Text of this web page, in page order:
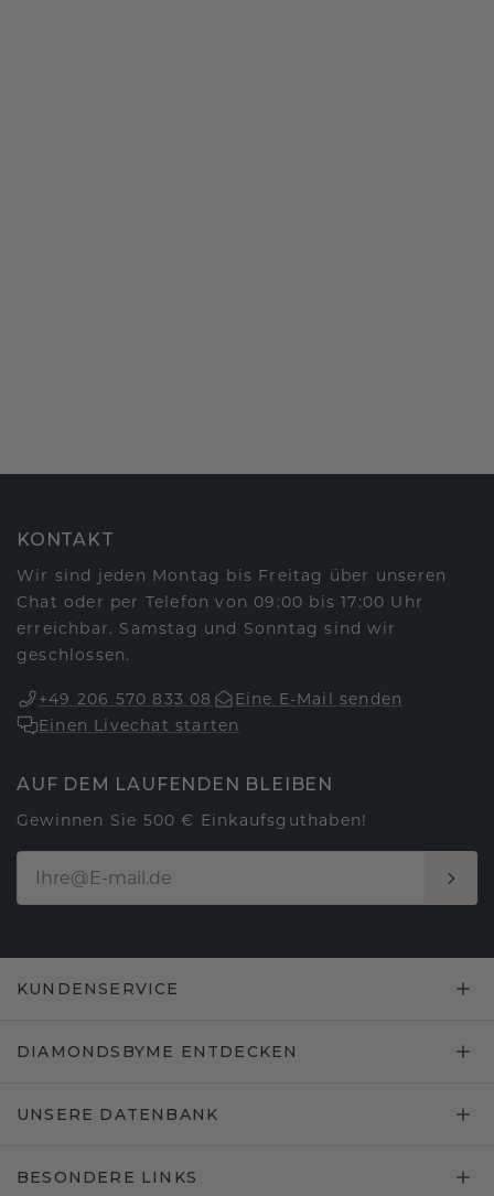
KONTAKT
Wir sind jeden Montag bis Freitag über unseren
Chat oder per Telefon von 09:00 bis 17:00 Uhr
erreichbar. Samstag und Sonntag sind wir
geschlossen.
+49 206 570 833 08
Eine E-Mail senden
Einen Livechat starten
AUF DEM LAUFENDEN BLEIBEN
Gewinnen Sie 500 € Einkaufsguthaben!
KUNDENSERVICE
DIAMONDSBYME ENTDECKEN
UNSERE DATENBANK
BESONDERE LINKS